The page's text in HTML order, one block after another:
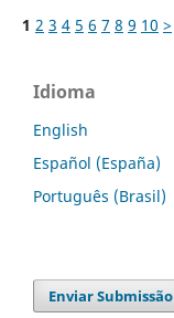
1 2 3 4 5 6 7 8 9 10 >
Idioma
English
Español (España)
Português (Brasil)
Enviar Submissão